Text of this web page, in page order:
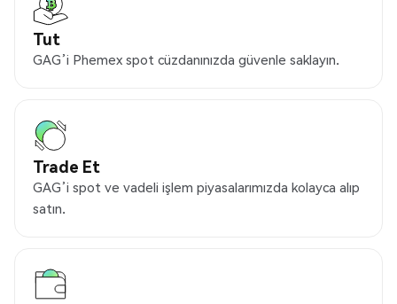
Tut
GAG’i Phemex spot cüzdanınızda güvenle saklayın.
Trade Et
GAG’i spot ve vadeli işlem piyasalarımızda kolayca alıp
satın.